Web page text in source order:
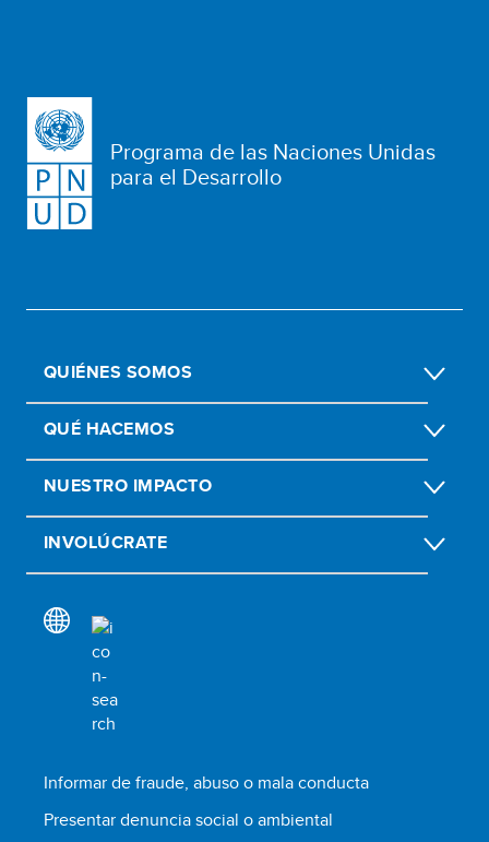
Programa de las Naciones Unidas
para el Desarrollo
QUIÉNES SOMOS
QUÉ HACEMOS
NUESTRO IMPACTO
INVOLÚCRATE
Informar de fraude, abuso o mala conducta
Presentar denuncia social o ambiental